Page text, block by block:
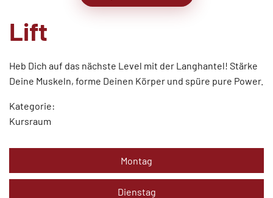
Lift
Heb Dich auf das nächste Level mit der Langhantel! Stärke
Deine Muskeln, forme Deinen Körper und spüre pure Power.
Kategorie:
Kursraum
Montag
Dienstag